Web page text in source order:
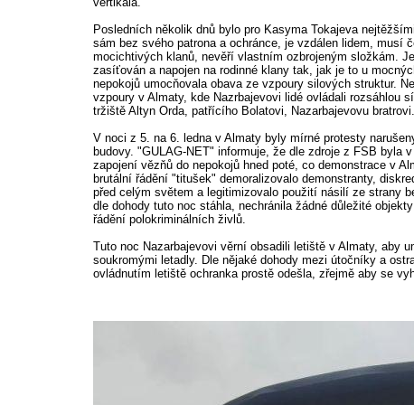
Posledních několik dnů bylo pro Kasyma Tokajeva
sám bez svého patrona a ochránce, je vzdálen lidem, musí
mocichtivých klanů, nevěří vlastním ozbrojeným složkám.
zasíťován a napojen na rodinné klany tak, jak je to u
nepokojů umocňovala obava ze vzpoury silových struktur.
vzpoury v Almaty, kde Nazrbajevovi lidé ovládali rozsáhlou
tržiště Altyn Orda, patřícího Bolatovi, Nazarbajevovu bratrovi.
V noci z 5. na 6. ledna v Almaty byly mírné protesty
budovy. "GULAG-NET" informuje, že dle zdroje z FSB byla
zapojení vězňů do nepokojů hned poté, co demonstrace v
brutální řádění "titušek" demoralizovalo demonstranty,
před celým světem a legitimizovalo použití násilí ze strany
dle dohody tuto noc stáhla, nechránila žádné důležité
řádění polokriminálních živlů.
Tuto noc Nazarbajevovi věrní obsadili letiště v Almaty, aby
soukromými letadly. Dle nějaké dohody mezi útočníky a
ovládnutím letiště ochranka prostě odešla, zřejmě aby se